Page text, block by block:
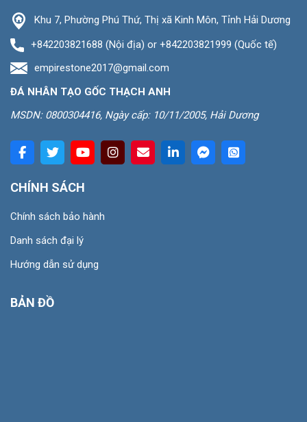
Khu 7, Phường Phú Thứ, Thị xã Kinh Môn, Tỉnh Hải Dương
+842203821688 (Nội địa) or +842203821999 (Quốc tế)
empirestone2017@gmail.com
ĐÁ NHÂN TẠO GỐC THẠCH ANH
MSDN: 0800304416, Ngày cấp: 10/11/2005, Hải Dương
CHÍNH SÁCH
Chính sách bảo hành
Danh sách đại lý
Hướng dẫn sử dụng
BẢN ĐỒ